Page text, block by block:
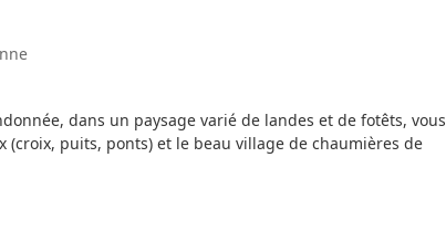
dans un paysage varié de landes et de fotêts, vous
puits, ponts) et le beau village de chaumières de